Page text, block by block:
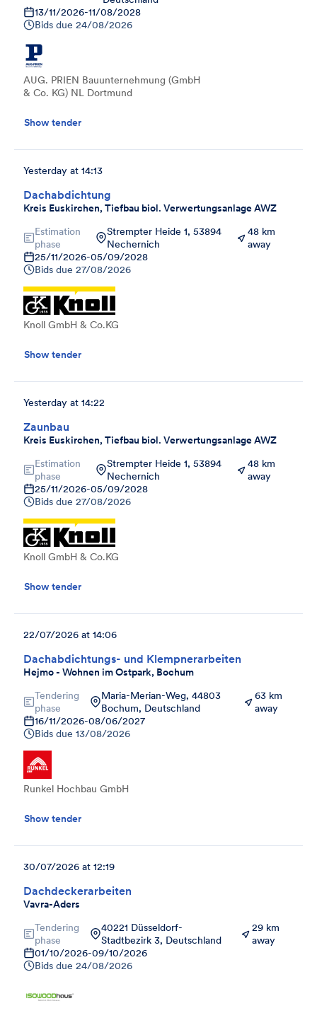
13/11/2026-11/08/2028
Bids due 24/08/2026
AUG. PRIEN Bauunternehmung (GmbH
& Co. KG) NL Dortmund
Show tender
Dachabdichtung
Kreis Euskirchen, Tiefbau biol. Verwertungsanlage AWZ
Yesterday at 14:13
Estimation
phase
Strempter Heide 1, 53894
Nechernich
48 km
away
25/11/2026-05/09/2028
Bids due 27/08/2026
Knoll GmbH & Co.KG
Show tender
Zaunbau
Kreis Euskirchen, Tiefbau biol. Verwertungsanlage AWZ
Yesterday at 14:22
Estimation
phase
Strempter Heide 1, 53894
Nechernich
48 km
away
25/11/2026-05/09/2028
Bids due 27/08/2026
Knoll GmbH & Co.KG
Show tender
Dachabdichtungs- und Klempnerarbeiten
Hejmo - Wohnen im Ostpark, Bochum
22/07/2026 at 14:06
Tendering
phase
Maria-Merian-Weg, 44803
Bochum, Deutschland
63 km
away
16/11/2026-08/06/2027
Bids due 13/08/2026
Runkel Hochbau GmbH
Show tender
Dachdeckerarbeiten
Vavra-Aders
30/07/2026 at 12:19
Tendering
phase
40221 Düsseldorf-
Stadtbezirk 3, Deutschland
29 km
away
01/10/2026-09/10/2026
Bids due 24/08/2026